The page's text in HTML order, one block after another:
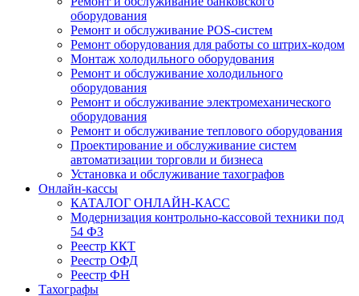
оборудования
Ремонт и обслуживание POS-систем
Ремонт оборудования для работы со штрих-кодом
Монтаж холодильного оборудования
Ремонт и обслуживание холодильного
оборудования
Ремонт и обслуживание электромеханического
оборудования
Ремонт и обслуживание теплового оборудования
Проектирование и обслуживание систем
автоматизации торговли и бизнеса
Установка и обслуживание тахографов
Онлайн-кассы
КАТАЛОГ ОНЛАЙН-КАСС
Модернизация контрольно-кассовой техники под
54 ФЗ
Реестр ККТ
Реестр ОФД
Реестр ФН
Тахографы